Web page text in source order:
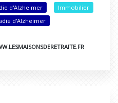
d'Alzheimer
Immobilier
d'Alzheimer